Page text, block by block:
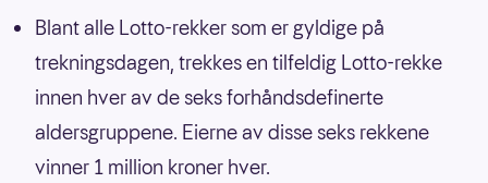
Blant alle Lotto-rekker som er gyldige på
trekningsdagen, trekkes en tilfeldig Lotto-rekke
innen hver av de seks forhåndsdefinerte
aldersgruppene. Eierne av disse seks rekkene
vinner 1 million kroner hver.